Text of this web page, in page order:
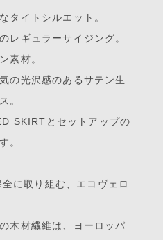
タイトシルエット。
レギュラーサイジング。
素材。
の光沢感のあるサテン生
。
SKIRTとセットアップの
。
に取り組む、エコヴェロ
木材繊維は、ヨーロッパ